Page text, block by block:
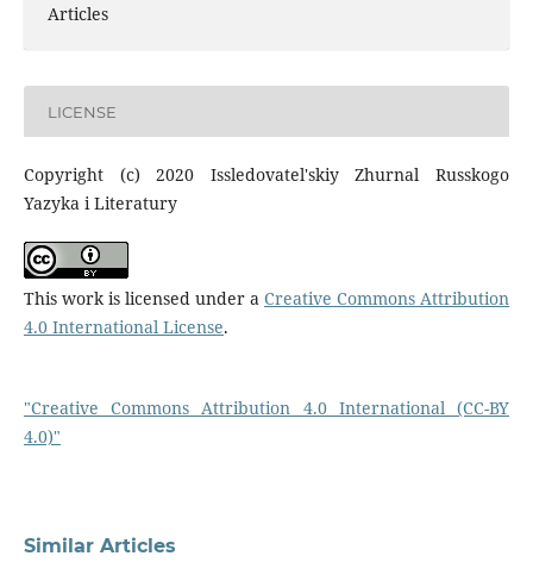
Articles
LICENSE
Copyright (c) 2020 Issledovatel'skiy Zhurnal Russkogo
Yazyka i Literatury
This work is licensed under aCreative Commons Attribution
4.0 International License.
"Creative Commons Attribution 4.0 International (CC-BY
4.0)"
Similar Articles